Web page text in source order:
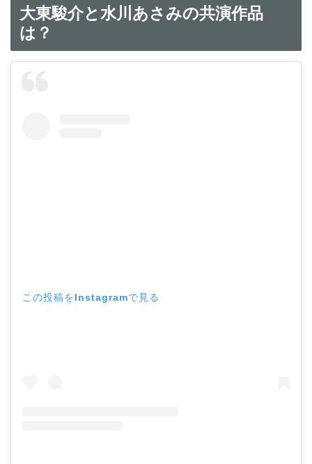
大東駿介と水川あさみの共演作品
は？
この投稿をInstagramで見る